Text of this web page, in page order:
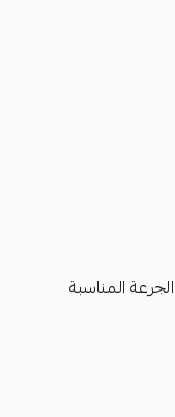
المناسبة